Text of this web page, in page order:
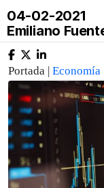
04-02-2021
Emiliano
Portada | Economía